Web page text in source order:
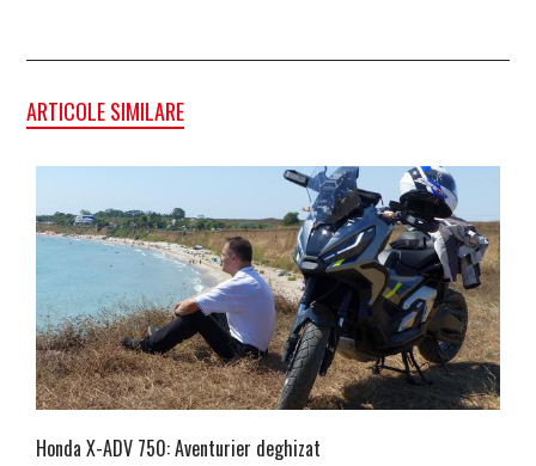
ARTICOLE SIMILARE
Honda X-ADV 750: Aventurier deghizat